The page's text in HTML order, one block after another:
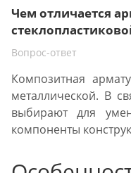
Чем отличается
Вопрос-ответ
Композитная
металлической. В
выбирают для
компоненты